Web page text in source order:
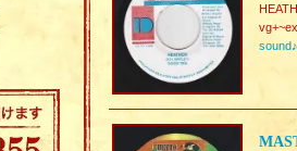
sound♪